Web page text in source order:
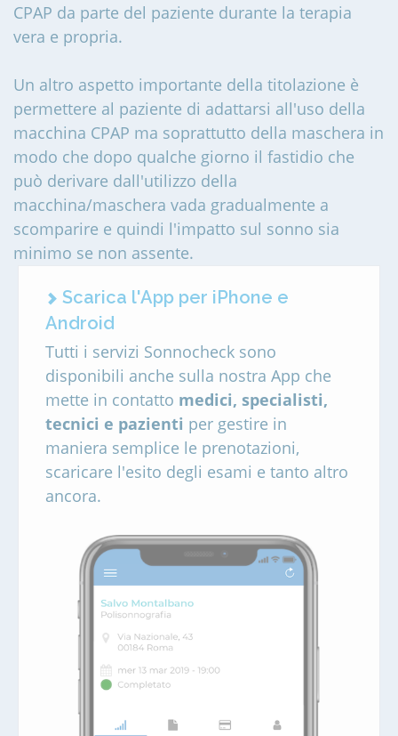
CPAP da parte del paziente durante la terapia
vera e propria.
Un altro aspetto importante della titolazione è
permettere al paziente di adattarsi all'uso della
macchina CPAP ma soprattutto della maschera in
modo che dopo qualche giorno il fastidio che
può derivare dall'utilizzo della
macchina/maschera vada gradualmente a
scomparire e quindi l'impatto sul sonno sia
minimo se non assente.
Scarica l'App per iPhone e
Android
Tutti i servizi Sonnocheck sono
disponibili anche sulla nostra App che
mette in contatto medici, specialisti,
tecnici e pazienti per gestire in
maniera semplice le prenotazioni,
scaricare l'esito degli esami e tanto altro
ancora.